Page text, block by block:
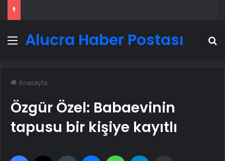
MenüAlucra Haber Postası
Anasayfa
Özgür Özel: Babaevinin
tapusu bir kişiye kayıtlı
Facebook Tumblr MessengerWhatsApp